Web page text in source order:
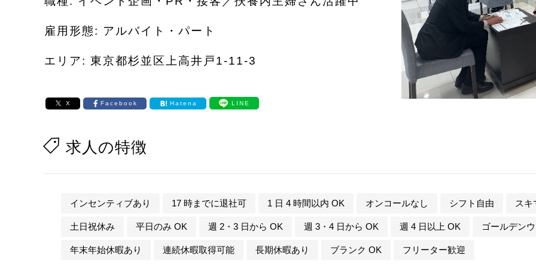
雇用形態: アルバイト・パート
エリア: 東京都杉並区上高井戸1-11-3
X Facebook Hatena LINE
求人の特徴
インセンティブあり 17 時までに退社可 1 日 4 時間以内 OK オンコールなし シフト自由 スキ
土日祝休み 平日のみ OK 週 2・3 日から OK 週 3・4 日から OK 週 4 日以上 OK ゴールデン
年末年始休暇あり 連続休暇取得可能 長期休暇あり ブランク OK フリーター歓迎